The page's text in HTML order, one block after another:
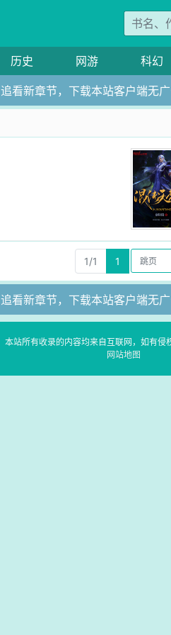
历史 网游 科幻
追看新章节，下载本站客户端无
1/1 1
追看新章节，下载本站客户端无
本站所有收录的内容均来自互联网，如有侵
网站地图